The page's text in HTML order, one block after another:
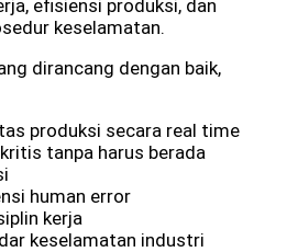
efisiensi produksi, dan
keselamatan.
dirancang dengan baik,
produksi secara real time
tanpa harus berada
human error
kerja
keselamatan industri